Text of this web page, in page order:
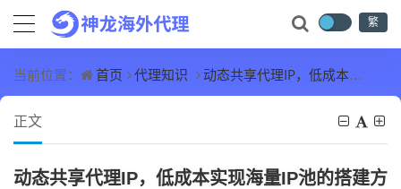
繁
当前位置： 首页 代理知识 动态共享代理IP，低成本实现海量IP池的搭建方法
正文
动态共享代理IP，低成本实现海量IP池的搭建方